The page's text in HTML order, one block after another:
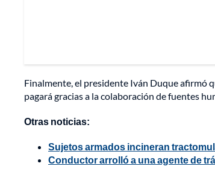
Finalmente, el presidente Iván Duque afirmó
pagará gracias a la colaboración de fuentes
Otras noticias:
Sujetos armados incineran
Conductor arrolló a una agente de